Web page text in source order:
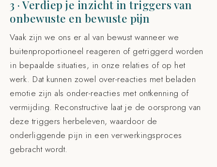
3 · Verdiep je inzicht in triggers van
onbewuste en bewuste pijn
Vaak zijn we ons er al van bewust wanneer we
buitenproportioneel reageren of getriggerd worden
in bepaalde situaties, in onze relaties of op het
werk. Dat kunnen zowel over-reacties met beladen
emotie zijn als onder-reacties met ontkenning of
vermijding. Reconstructive laat je de oorsprong van
deze triggers herbeleven, waardoor de
onderliggende pijn in een verwerkingsproces
gebracht wordt.